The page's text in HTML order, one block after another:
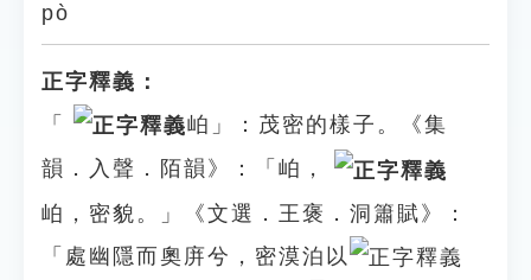
pò
正字釋義：
「
岶」：茂密的樣子。《集
韻．入聲．陌韻》：「岶，
岶，密貌。」《文選．王褒．洞簫賦》：
「處幽隱而奧庰兮，密漠泊以